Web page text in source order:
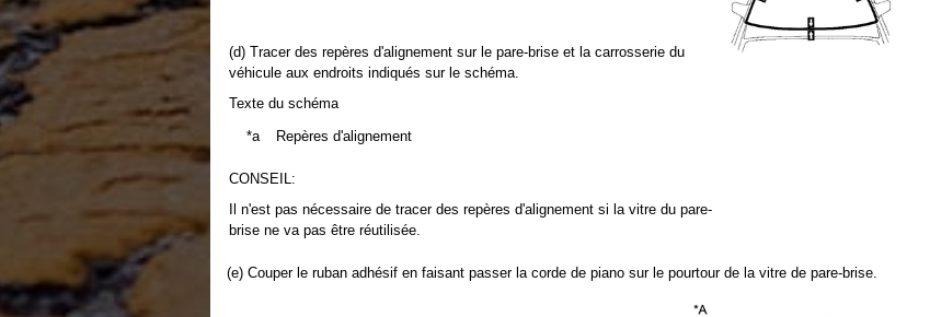
(d) Tracer des repères d'alignement sur le pare-brise et la carrosserie du
véhicule aux endroits indiqués sur le schéma.
Texte du schéma
*a
Repères d'alignement
CONSEIL:
Il n'est pas nécessaire de tracer des repères d'alignement si la vitre du pare-
brise ne va pas être réutilisée.
(e) Couper le ruban adhésif en faisant passer la corde de piano sur le pourtour de la vitre de pare-brise.